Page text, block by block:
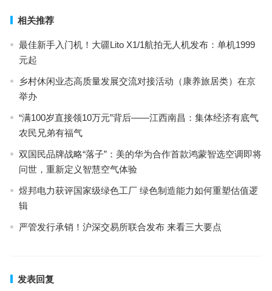
相关推荐
最佳新手入门机！大疆Lito X1/1航拍无人机发布：单机1999
元起
乡村休闲业态高质量发展交流对接活动（康养旅居类）在京
举办
“满100岁直接领10万元”背后——江西南昌：集体经济有底气
农民兄弟有福气
双国民品牌战略“落子”：美的华为合作首款鸿蒙智选空调即将
问世，重新定义智慧空气体验
煜邦电力获评国家级绿色工厂 绿色制造能力如何重塑估值逻
辑
严管发行承销！沪深交易所联合发布 来看三大要点
发表回复